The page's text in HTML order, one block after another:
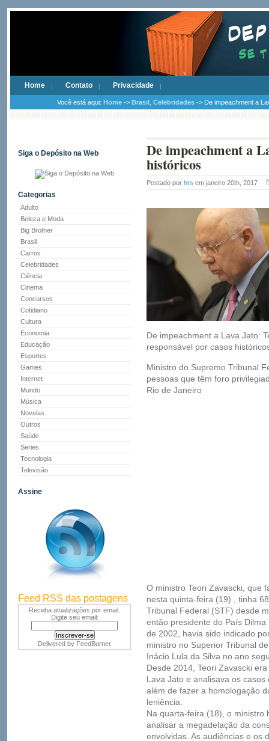
Home Contato Privacidade
Você está aqui: Home -> Brasil Celebridades -> De impeachment a
Siga o Depósito na Web
Categorias
Adulto
Beleza e Moda
Big Brother
Brasil
Carros
Celebridades
Ciência
Cinema
Concursos
Cotidiano
Cultura
Economia
Educação
Esportes
Games
Internet
Mundo
Música
Novelas
Outros
Saúde
Series
Tecnologia
Televisão
Assine
Feed RSS das postagens
Receba atualizações por email.
Digite seu email:
Delivered by FeedBurner
De impeachment a
históricos
Postado por hrs em janeiro 20th, 2017
De impeachment a Lava Jato:
responsável por casos
Ministro do Supremo Tribunal
pessoas que têm foro
Rio de Janeiro
O ministro Teori Zavascki, que
nesta quinta-feira (19) , tinha
Tribunal Federal (STF) desde
então presidente do País
de 2002, havia sido indicado
ministro no Superior Tribunal
Inácio Lula da Silva no ano
Desde 2014, Teori Zavascki
Lava Jato e analisava os
além de fazer a homologação
leniência.
Na quarta-feira (18), o ministro
analisar a megadelação da
envolvidas. As audiências e os